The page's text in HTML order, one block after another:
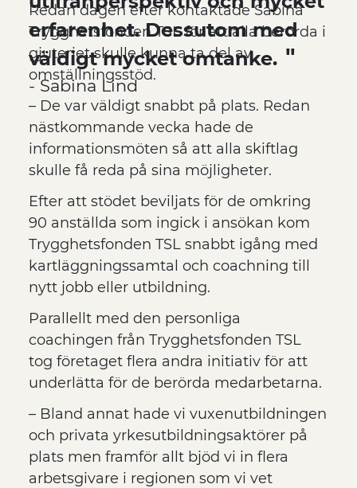
erfarenhet. Dessutom med
väldigt mycket omtanke.
- Sabina Lind
Redan dagen efter kontaktade Sabina
Trygghetsfonden TSL för att alla berörda i
gjuteriet skulle kunna ta del av
omställningsstöd.
– De var väldigt snabbt på plats. Redan
nästkommande vecka hade de
informationsmöten så att alla skiftlag
skulle få reda på sina möjligheter.
Efter att stödet beviljats för de omkring
90 anställda som ingick i ansökan kom
Trygghetsfonden TSL snabbt igång med
kartläggningssamtal och coachning till
nytt jobb eller utbildning.
Parallellt med den personliga
coachingen från Trygghetsfonden TSL
tog företaget flera andra initiativ för att
underlätta för de berörda medarbetarna.
– Bland annat hade vi vuxenutbildningen
och privata yrkesutbildningsaktörer på
plats men framför allt bjöd vi in flera
arbetsgivare i regionen som vi vet